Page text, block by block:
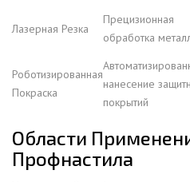
Лазерная Резка
Прецизионная
обработка
Роботизированная
Покраска
нанесение
покрытий
Области
Профнастила